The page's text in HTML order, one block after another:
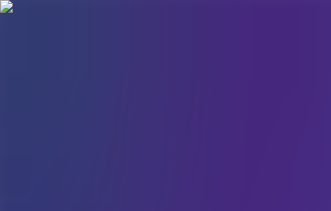
Hopp til hovudinnhald